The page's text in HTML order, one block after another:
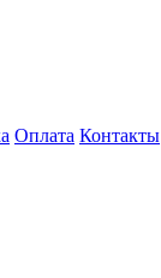
Оплата Контакты